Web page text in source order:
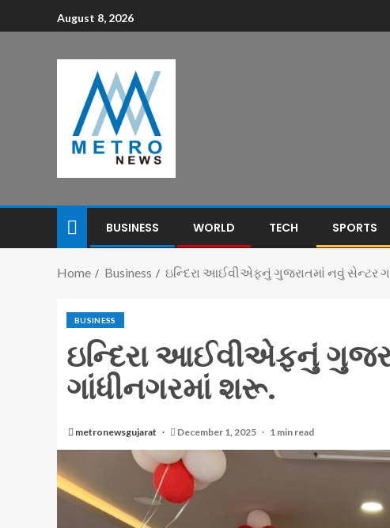
August 8, 2026
BUSINESS WORLD TECH SPORTS
Home Business ઇન્દિરા આઈવીએફનું ગુજરાતમાં નવું સેન્ટર
BUSINESS
ઇન્દિરા આઈવીએફનું
ગાંધીનગરમાં શરૂ.
metronewsgujarat December 1, 2025 1 min read